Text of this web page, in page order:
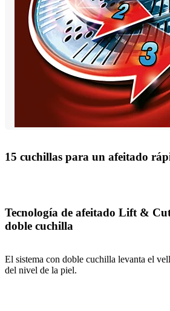
15 cuchillas para un afeitado
Tecnología de afeitado Lift &
doble cuchilla
El sistema con doble cuchilla levanta el
del nivel de la piel.